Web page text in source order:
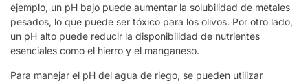
ejemplo, un pH bajo puede aumentar la solubilidad de metales
pesados, lo que puede ser tóxico para los olivos. Por otro lado,
un pH alto puede reducir la disponibilidad de nutrientes
esenciales como el hierro y el manganeso.
Para manejar el pH del agua de riego, se pueden utilizar